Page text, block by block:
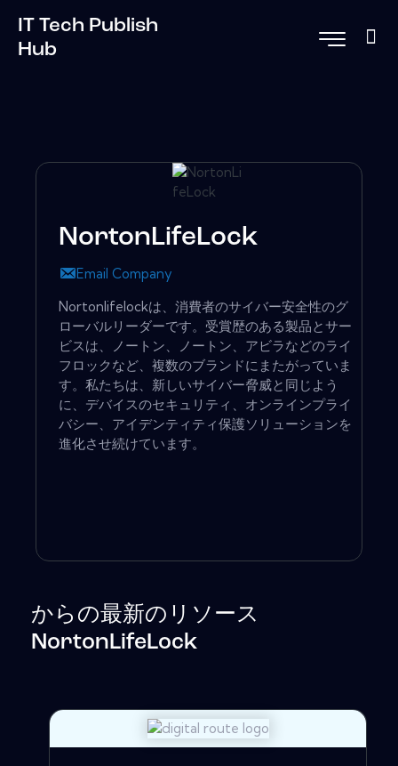
IT Tech Publish
Hub
NortonLifeLock
Email Company
Nortonlifelockは、消費者のサイバー安全性のグ
ローバルリーダーです。受賞歴のある製品とサー
ビスは、ノートン、ノートン、アビラなどのライ
フロックなど、複数のブランドにまたがっていま
す。私たちは、新しいサイバー脅威と同じよう
に、デバイスのセキュリティ、オンラインプライ
バシー、アイデンティティ保護ソリューションを
進化させ続けています。
からの最新のリソース
NortonLifeLock